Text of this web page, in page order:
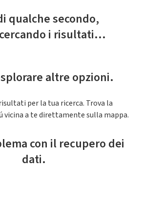
qualche secondo,
i risultati...
altre opzioni.
per la tua ricerca. Trova la
vicina a te direttamente sulla mappa.
con il recupero dei
dati.